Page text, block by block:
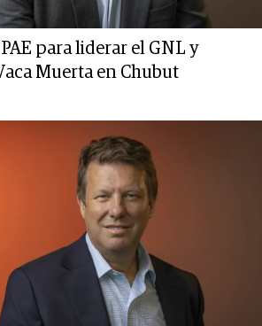
para liderar el GNL y
Muerta en Chubut